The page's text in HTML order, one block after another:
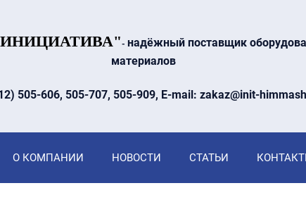
- надёжный поставщик
материалов
505-606, 505-707, 505-909, E-mail: zakaz@init-
О КОМПАНИИ НОВОСТИ СТАТЬИ